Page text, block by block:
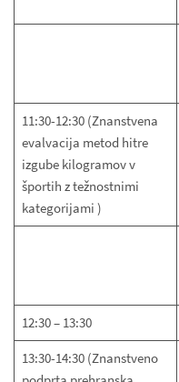
11:30-12:30 (Znanstvena
evalvacija metod hitre
izgube kilogramov v
športih z težnostnimi
kategorijami )
12:30 – 13:30
13:30-14:30 (Znanstveno